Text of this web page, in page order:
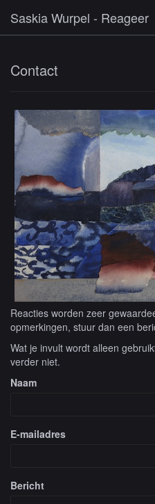
Saskia Wurpel - Reageer
Contact
Reacties worden zeer
opmerkingen, stuur dan een
Wat je invult wordt alleen
verder niet.
Naam
E-mailadres
Bericht